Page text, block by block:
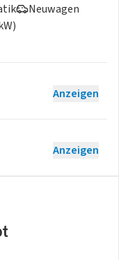
Neuwagen
Anzeigen
Anzeigen